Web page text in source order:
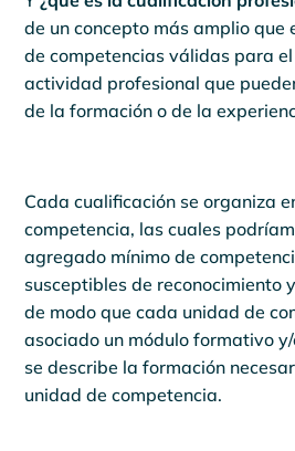
de un concepto más amplio que
de competencias válidas para
actividad profesional que
de la formación o de la
Cada cualificación se organiza
competencia, las cuales
agregado mínimo de
susceptibles de reconocimiento
de modo que cada unidad de
asociado un módulo formativo
se describe la formación
unidad de competencia.